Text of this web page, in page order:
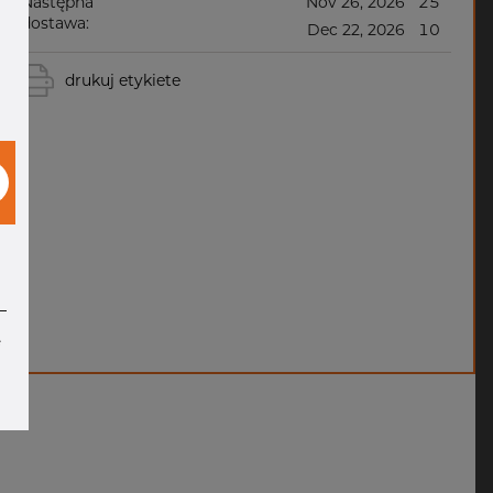
dostawa:
Dec 22, 2026
10
drukuj etykiete